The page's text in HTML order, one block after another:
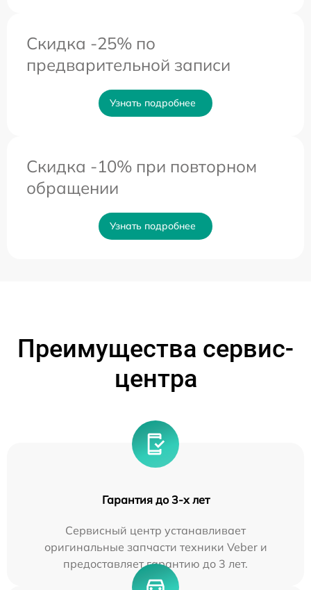
Скидка -25% по
предварительной записи
Узнать подробнее
Скидка -10% при повторном
обращении
Узнать подробнее
Преимущества сервис-
центра
Гарантия до 3-х лет
Сервисный центр устанавливает
оригинальные запчасти техники Veber и
предоставляет гарантию до 3 лет.